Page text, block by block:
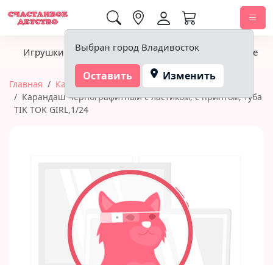
Выбран город Владивосток
Оставить Изменить
Игрушки Детское питание Подгузники, гигиена
Главная Канцтовары
MULTIART
Карандаш чернографитный с ластиком, с принтом, туба
TIK TOK GIRL,1/24